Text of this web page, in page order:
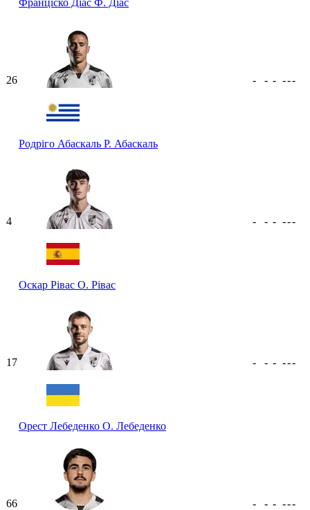
Франціско Діас Ф. Діас
26
Родріго Абаскаль Р. Абаскаль
- - - ---
4
Оскар Рівас О. Рівас
- - - ---
17
Орест Лебеденко О. Лебеденко
- - - ---
66 - - - ---